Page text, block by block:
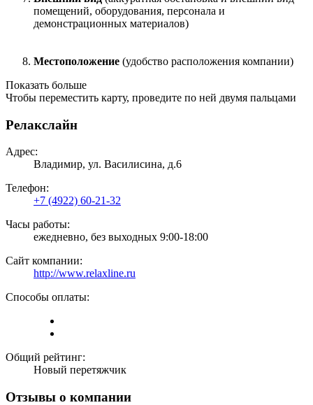
помещений, оборудования, персонала и
демонстрационных материалов)
Местоположение (удобство расположения компании)
Показать больше
Чтобы переместить карту, проведите по ней двумя пальцами
Релакслайн
Адрес:
Владимир, ул. Василисина, д.6
Телефон:
+7 (4922) 60-21-32
Часы работы:
ежедневно, без выходных 9:00-18:00
Сайт компании:
http://www.relaxline.ru
Способы оплаты:
Общий рейтинг:
Новый перетяжчик
Отзывы о компании